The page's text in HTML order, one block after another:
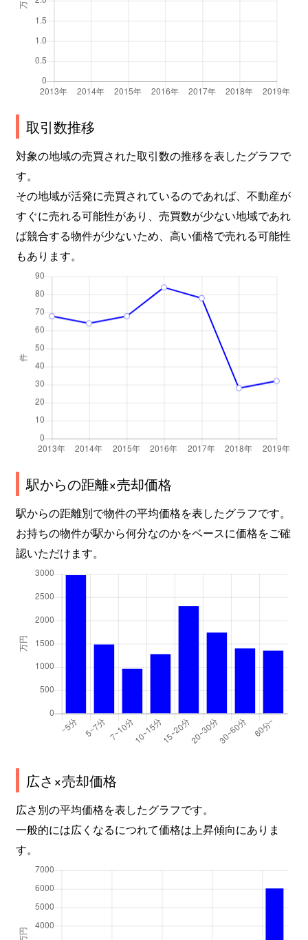
取引数推移
対象の地域の売買された取引数の推移を表したグラフで
す。
その地域が活発に売買されているのであれば、不動産が
すぐに売れる可能性があり、売買数が少ない地域であれ
ば競合する物件が少ないため、高い価格で売れる可能性
もあります。
駅からの距離×売却価格
駅からの距離別で物件の平均価格を表したグラフです。
お持ちの物件が駅から何分なのかをベースに価格をご確
認いただけます。
広さ×売却価格
広さ別の平均価格を表したグラフです。
一般的には広くなるにつれて価格は上昇傾向にありま
す。